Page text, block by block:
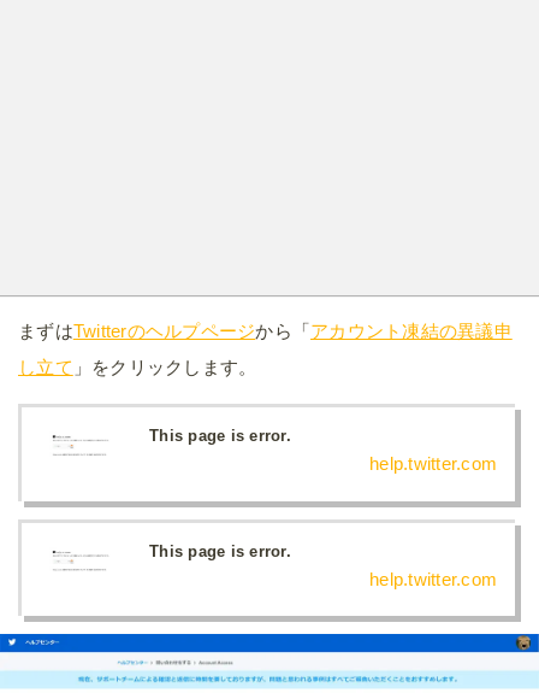
まずはTwitterのヘルプページから「アカウント凍結の異議申
し立て 」をクリックします。
This page is error.
help.twitter.com
This page is error.
help.twitter.com